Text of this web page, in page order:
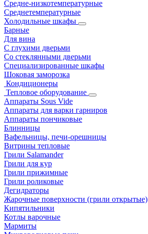
Средне-низкотемпературные
Среднетемпературные
Холодильные шкафы
Барные
Для вина
С глухими дверьми
Со стеклянными дверьми
Специализированные шкафы
Шоковая заморозка
Кондиционеры
Тепловое оборудование
Аппараты Sous Vide
Аппараты для варки гарниров
Аппараты пончиковые
Блинницы
Вафельницы, печи-орешницы
Витрины тепловые
Грили Salamander
Грили для кур
Грили прижимные
Грили роликовые
Дегидраторы
Жарочные поверхности (грили открытые)
Кипятильники
Котлы варочные
Мармиты